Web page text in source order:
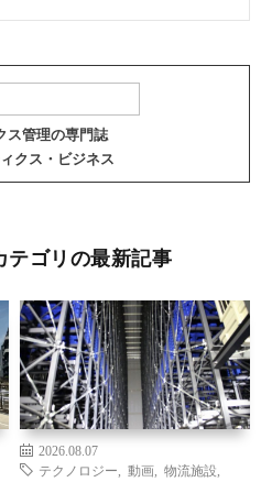
ス管理の専門誌
クス・ビジネス
テゴリの最新記事
2026.08.07
テクノロジー
動画 物流施設